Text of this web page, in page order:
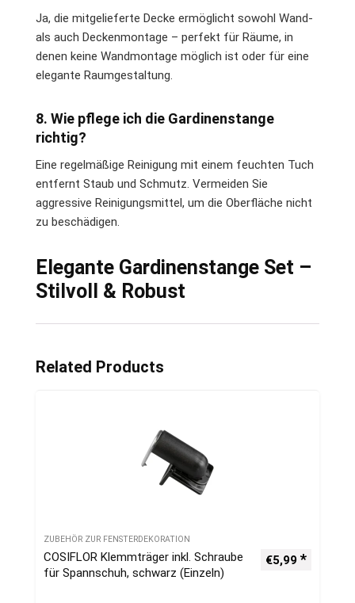
Ja, die mitgelieferte Decke ermöglicht sowohl Wand-
als auch Deckenmontage – perfekt für Räume, in
denen keine Wandmontage möglich ist oder für eine
elegante Raumgestaltung.
8. Wie pflege ich die Gardinenstange
richtig?
Eine regelmäßige Reinigung mit einem feuchten Tuch
entfernt Staub und Schmutz. Vermeiden Sie
aggressive Reinigungsmittel, um die Oberfläche nicht
zu beschädigen.
Elegante Gardinenstange Set –
Stilvoll & Robust
Related Products
ZUBEHÖR ZUR FENSTERDEKORATION
COSIFLOR Klemmträger inkl. Schraube
für Spannschuh, schwarz (Einzeln)
€5,99